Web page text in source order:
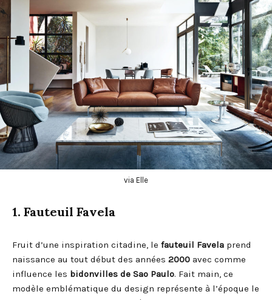
via Elle
1. Fauteuil Favela
Fruit d’une inspiration citadine, le fauteuil Favela prend
naissance au tout début des années 2000 avec comme
influence les bidonvilles de Sao Paulo. Fait main, ce
modèle emblématique du design représente à l’époque le